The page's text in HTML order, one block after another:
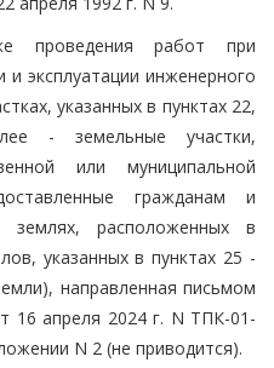
проведения работ при
и эксплуатации инженерного
указанных в пунктах 22,
- земельные участки,
или муниципальной
гражданам и
расположенных в
указанных в пунктах 25 -
направленная письмом
16 апреля 2024 г. N ТПК-01-
N 2 (не приводится).